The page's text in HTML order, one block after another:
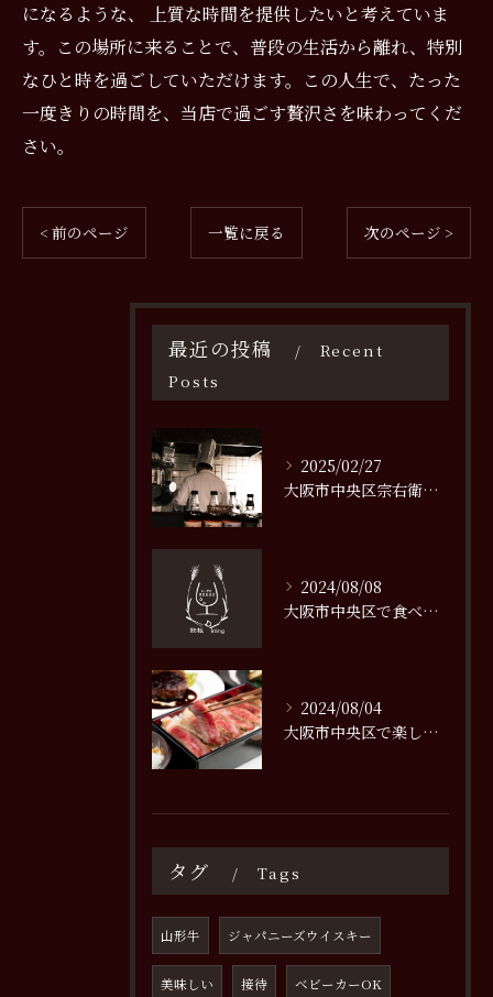
になるような、 上質な時間を提供したいと考えていま
す。この場所に来ることで、普段の生活から離れ、特別
なひと時を過ごしていただけます。この人生で、たった
一度きりの時間を、当店で過ごす贅沢さを味わってくだ
さい。
< 前のページ 一覧に戻る 次のページ >
最近の投稿
Recent
Posts
2025/02/27
大阪市中央区宗右衛門町で味わう極上の鉄板焼き体験
2024/08/08
大阪市中央区で食べるべき絶品ステーキの名店特集
2024/08/04
大阪市中央区で楽しむステーキ持ち帰りメニューの魅力
タグ Tags
山形牛 ジャパニーズウイスキー
美味しい 接待 ベビーカーOK